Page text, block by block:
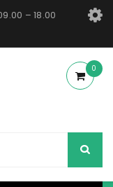
– 18.00
0